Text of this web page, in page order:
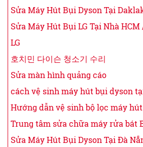
Sửa Máy Hút Bụi Dyson Tại
Sửa Máy Hút Bụi LG Tại Nhà
LG
호치민 다이슨 청소기 수리
Sửa màn hình quảng cáo
cách vệ sinh máy hút bụi dyson
Hướng dẫn vệ sinh bộ lọc máy
Trung tâm sửa chữa máy rửa bát
Sửa Máy Hút Bụi Dyson Tại Đà